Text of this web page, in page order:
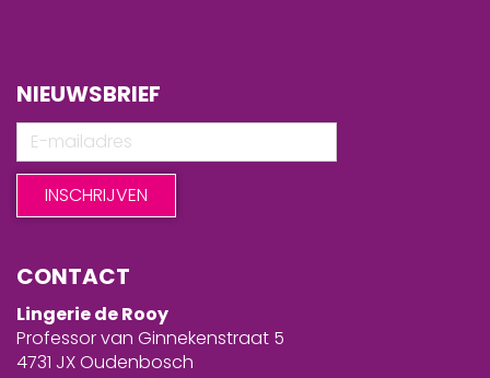
NIEUWSBRIEF
CONTACT
Lingerie de Rooy
Professor van Ginnekenstraat 5
4731 JX Oudenbosch